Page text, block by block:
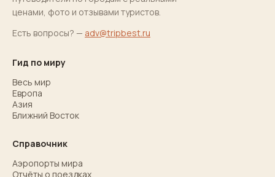
ценами, фото и отзывами туристов.
Есть вопросы? — adv@tripbest.ru
Гид по миру
Весь мир
Европа
Азия
Ближний Восток
Справочник
Аэропорты мира
Отчёты о поездках